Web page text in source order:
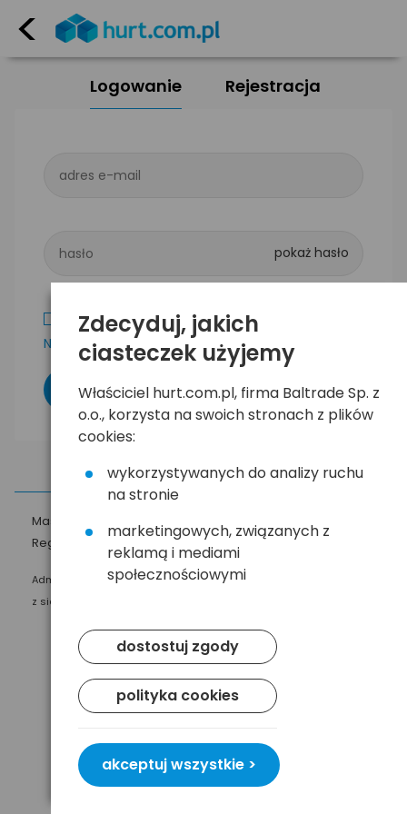
<
Logowanie Rejestracja
adres e-mail
hasło
Zapamiętaj mnie
Nie pamiętam hasła
Masz pytania?
Regulamin
Polityka prywatności
Administratorem Twoich danych osobowych jest Baltrade sp. z o.o.
z siedzibą w Gdańsku przy ul. Geodetów 24, 80-298 Gdańsk.
Zdecyduj, jakich
ciasteczek użyjemy
Właściciel hurt.com.pl, firma Baltrade Sp. z
o.o., korzysta na swoich stronach z plików
cookies:
wykorzystywanych do analizy ruchu
na stronie
marketingowych, związanych z
reklamą i mediami
społecznościowymi
dostostuj zgody
polityka cookies
akceptuj wszystkie >